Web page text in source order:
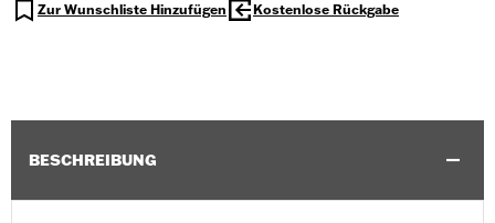
Zur Wunschliste Hinzufügen Kostenlose Rückgabe
BESCHREIBUNG